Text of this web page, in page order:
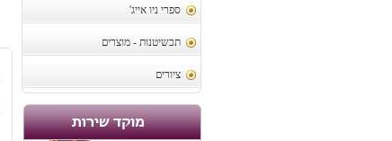
ספרי ניו אייג'
תכשיטנות - מוצרים
ציורים